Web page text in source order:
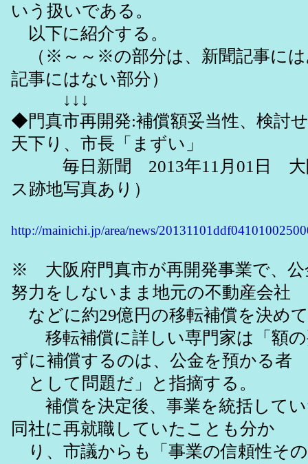
いう扱いである。
以下に紹介する。
（※～～※の部分は、新聞記事には
記事にはない部分）
↓↓↓
◆門真市再開発:補償額妥当性、検討
天下り、市長「まずい」
毎日新聞 2013年11月01日 大
ス跡地写真あり）
http://mainichi.jp/area/news/
※ 大阪府門真市が再開発事業で、公
努力をしないまま地元の不動産会社
などに約29億円の移転補償を決め
移転補償に詳しい専門家は「額の
ずに補償するのは、公金を預かる者
として問題だ」と指摘する。
補償を決定後、事業を統括してい
同社に再就職していたことも分か
り、市議からも「事業の信頼性そ